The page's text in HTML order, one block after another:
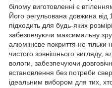
білому виготовленні є
Його регульована довжина
підходить для будь-яких
забезпечуючи максимальну
алюмінієве покриття не тільки
чистого зовнішнього вигляду,
вологи, забезпечуючи
встановлення без потреби
ідеальним вибором для тих,